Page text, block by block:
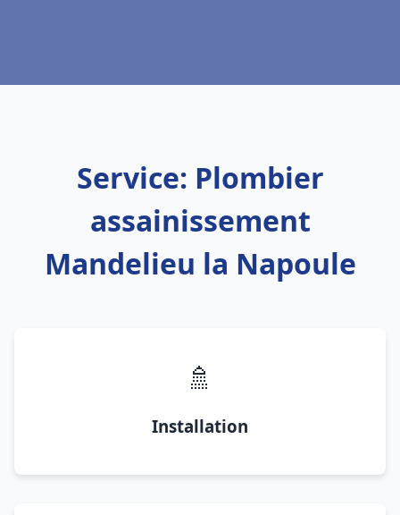
Service: Plombier
assainissement
Mandelieu la Napoule
🚿
Installation